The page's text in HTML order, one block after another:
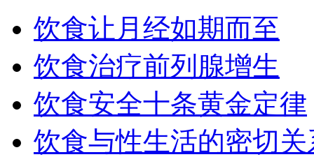
饮食让月经如期而至
饮食治疗前列腺增生
饮食安全十条黄金定律
饮食与性生活的密切关